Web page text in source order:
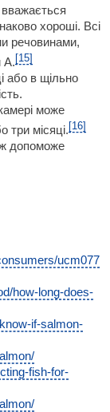
хороші. Всі
речовинами,
А.[15]
або в щільно
може
три місяці.[16]
допоможе
ucm077
how-long-does-
if-salmon-
fish-for-